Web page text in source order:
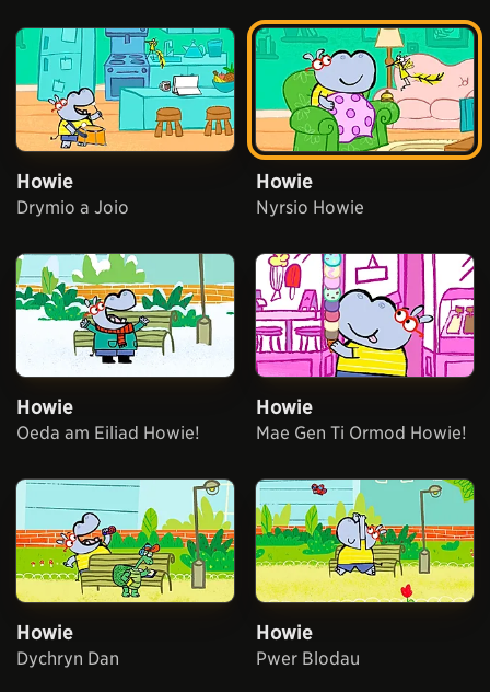
Howie
Drymio a Joio
Howie
Nyrsio Howie
Howie
Oeda am Eiliad Howie!
Howie
Mae Gen Ti Ormod Howie!
Howie
Dychryn Dan
Howie
Pwer Blodau